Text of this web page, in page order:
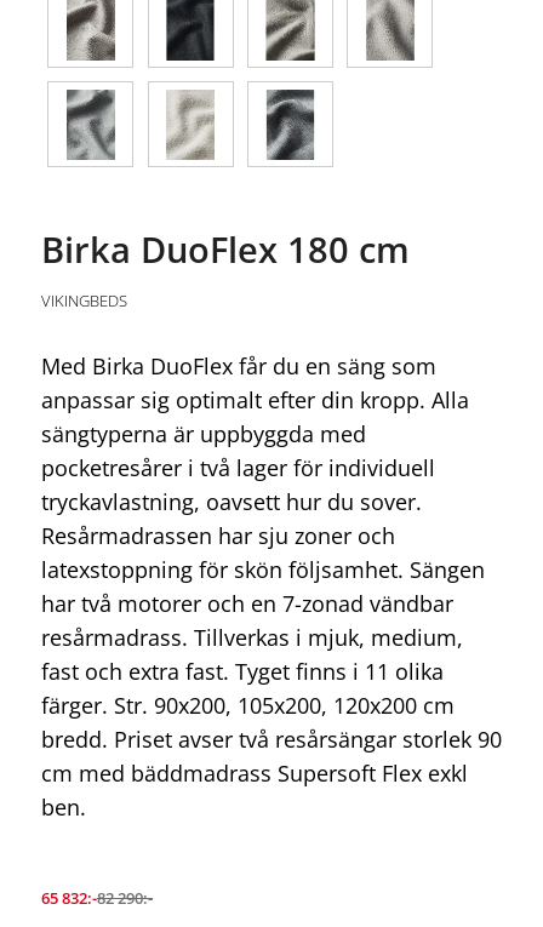
Birka DuoFlex 180 cm
VIKINGBEDS
Med Birka DuoFlex får du en säng som
anpassar sig optimalt efter din kropp. Alla
sängtyperna är uppbyggda med
pocketresårer i två lager för individuell
tryckavlastning, oavsett hur du sover.
Resårmadrassen har sju zoner och
latexstoppning för skön följsamhet. Sängen
har två motorer och en 7-zonad vändbar
resårmadrass. Tillverkas i mjuk, medium,
fast och extra fast. Tyget finns i 11 olika
färger. Str. 90x200, 105x200, 120x200 cm
bredd. Priset avser två resårsängar storlek 90
cm med bäddmadrass Supersoft Flex exkl
ben.
65 832:-82 290:-